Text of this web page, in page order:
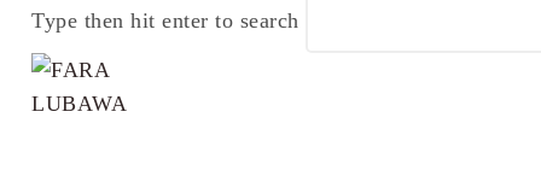
Type then hit enter to search